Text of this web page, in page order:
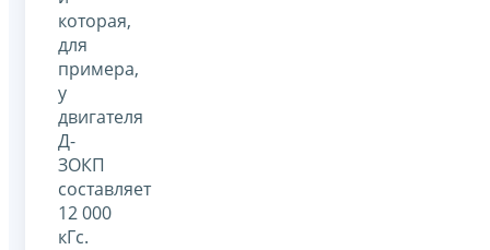
которая,
для
примера,
у
двигателя
Д-
ЗОКП
составляет
12 000
кГс.